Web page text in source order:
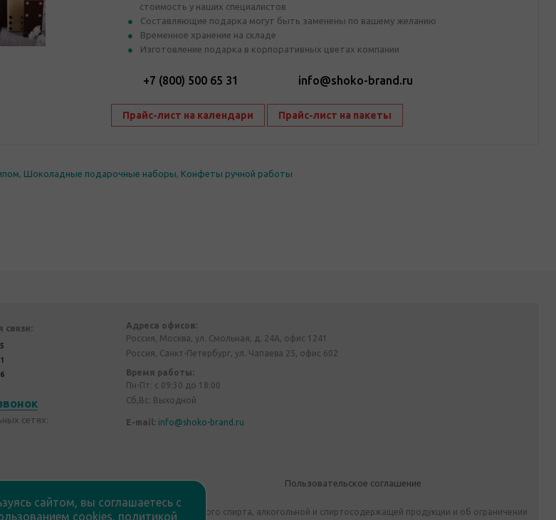
стоимость у наших специалистов
Составляющие подарка могут быть заменены по вашему желанию
Временное хранение на складе
Изготовление подарка в корпоративных цветах компании
+7 (800) 500 65 31 info@shoko-brand.ru
Прайс-лист на календари Прайс-лист на пакеты
, Шоколадные подарочные наборы, Конфеты ручной работы
связи:
сетях:
Адреса офисов:
Россия, Москва, ул. Смольная, д. 24А, офис 1241
Россия, Санкт-Петербург, ул. Чапаева 25, офис 602
Время работы:
Пн-Пт: с 09:30 до 18:00
Сб,Вс: Выходной
E-mail: info@shoko-brand.ru
Политика конфиденциальности Пользовательское соглашение
производства и оборота этилового спирта, алкогольной и спиртосодержащей продукции и об ограничении
сайтом, вы соглашаетесь с
cookies, политикой